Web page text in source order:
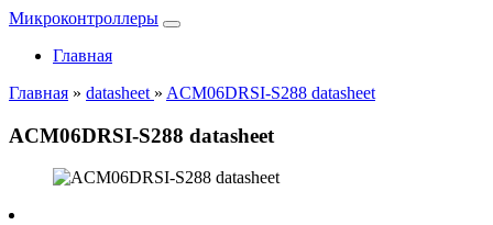
Микроконтроллеры
Главная
Главная » datasheet » ACM06DRSI-S288 datasheet
ACM06DRSI-S288 datasheet